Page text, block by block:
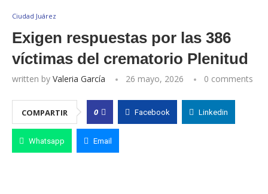
Ciudad Juárez
Exigen respuestas por las 386
víctimas del crematorio Plenitud
written by Valeria García 26 mayo, 2026 0 comments
COMPARTIR 0 Facebook Linkedin
Whatsapp Email